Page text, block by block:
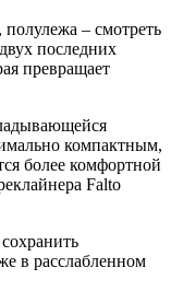
– смотреть
последних
превращает
компактным,
более комфортной
Falto
в расслабленном